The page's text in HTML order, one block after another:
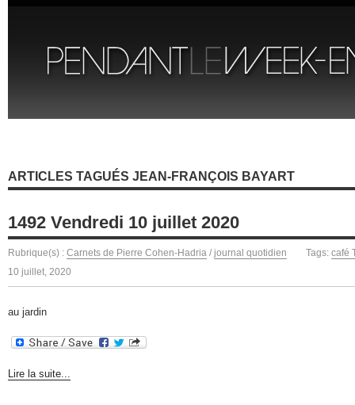
ARTICLES TAGUÉS JEAN-FRANÇOIS BAYART
1492 Vendredi 10 juillet 2020
Rubrique(s) : Carnets de Pierre Cohen-Hadria / journal quotidien Tags: café
10 juillet, 2020
au jardin
Lire la suite...